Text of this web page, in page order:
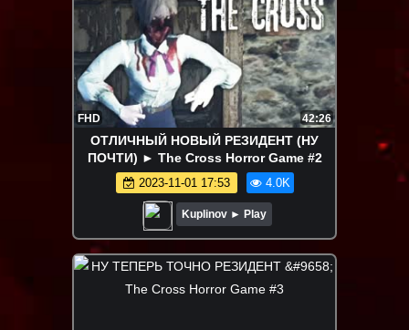
FHD 42:26
ОТЛИЧНЫЙ НОВЫЙ РЕЗИДЕНТ (НУ
ПОЧТИ) ► The Cross Horror Game #2
2023-11-01 17:53 4.0K
Kuplinov ► Play